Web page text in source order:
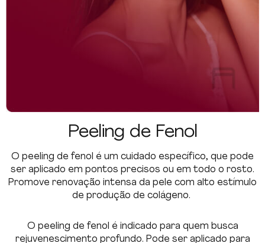
Peeling de Fenol
O peeling de fenol é um cuidado específico, que pode
ser aplicado em pontos precisos ou em todo o rosto.
Promove renovação intensa da pele com alto estímulo
de produção de colágeno.
O peeling de fenol é indicado para quem busca
rejuvenescimento profundo. Pode ser aplicado para